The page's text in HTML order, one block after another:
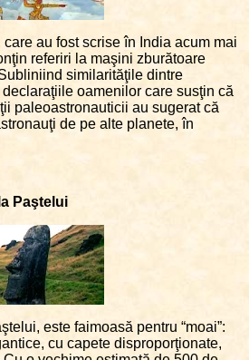
au fost scrise în India acum mai
referiri la maşini zburătoare
similarităţile dintre
oamenilor care susţin că
paleoastronauticii au sugerat că
de pe alte planete, în
Paştelui
este faimoasă pentru “moai”:
cu capete disproporţionate,